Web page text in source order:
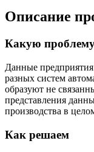
Описание
Какую
Данные
разных систем
образуют не
представления
производства в
Как решаем